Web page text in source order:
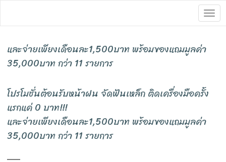
และจ่ายเพียงเดือนละ1,500บาท พร้อมของแถมมูลค่า
35,000บาท กว่า 11 รายการ
โปรโมชั่นต้อนรับหน้าฝน จัดฟันเหล็ก ติดเครื่องมือครั้ง
แรกแค่ 0 บาท!!!
และจ่ายเพียงเดือนละ1,500บาท พร้อมของแถมมูลค่า
35,000บาท กว่า 11 รายการ